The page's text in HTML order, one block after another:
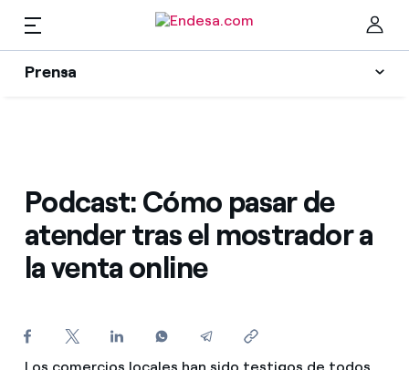
Prensa
Prensa
Compara nuestras tarifas de empresa y ahorra
Recursos
Contactos prensa
Podcast: Cómo pasar de
atender tras el mostrador a
la venta online